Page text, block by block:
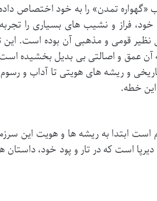
«گهواره تمدن» را به خود اختصاص
فراز و نشیب های بسیاری را
نظیر قومی و مذهبی آن بوده است. این
عمق و اصالتی بی بدیل بخشیده است.
و ریشه های هویتی تا آداب و
این خطه.
است ابتدا به ریشه ها و هویت این
است که در تار و پود خود، داستان